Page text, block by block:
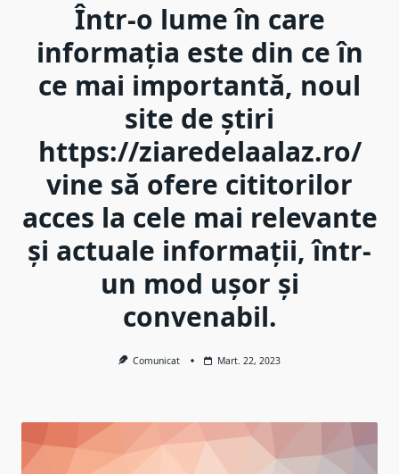
Într-o lume în care
informația este din ce în
ce mai importantă, noul
site de știri
https://ziaredelaalaz.ro/
vine să ofere cititorilor
acces la cele mai relevante
și actuale informații, într-
un mod ușor și
convenabil.
Comunicat Mart. 22, 2023